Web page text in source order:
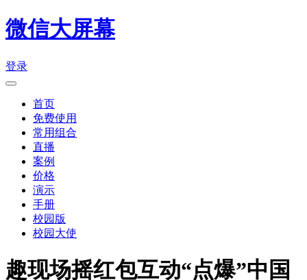
微信大屏幕
登录
首页
免费使用
常用组合
直播
案例
价格
演示
手册
校园版
校园大使
趣现场摇红包互动“点爆”中国